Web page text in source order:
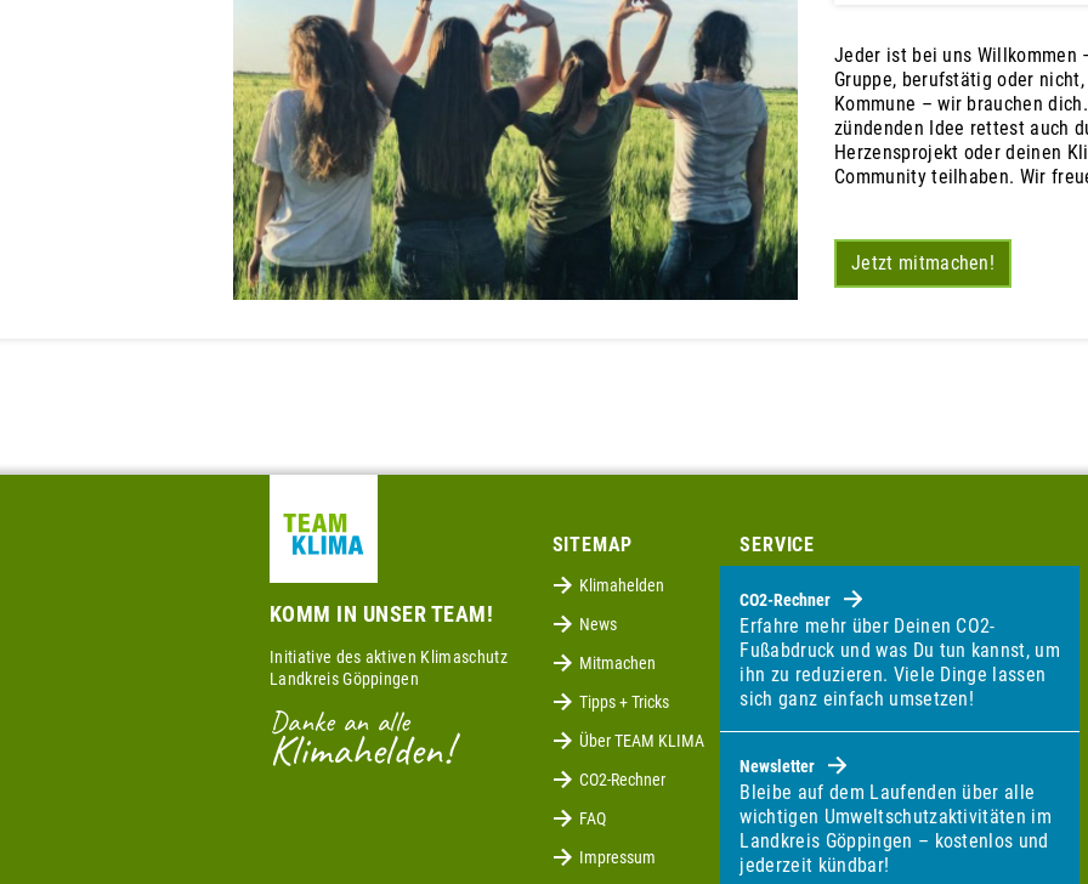
Jeder ist bei uns Willkommen
Gruppe, berufstätig oder
Kommune – wir brauchen
zündenden Idee rettest auch
Herzensprojekt oder deinen
Community teilhaben. Wir
Jetzt mitmachen!
KOMM IN UNSER TEAM!
Initiative des aktiven Klimaschutz
Landkreis Göppingen
Danke an alle
Klimahelden!
SITEMAP
Klimahelden
News
Mitmachen
Tipps + Tricks
Über TEAM KLIMA
CO2-Rechner
FAQ
Impressum
SERVICE
CO2-Rechner
Erfahre mehr über Deinen CO2-
Fußabdruck und was Du tun kannst, um
ihn zu reduzieren. Viele Dinge lassen
sich ganz einfach umsetzen!
Newsletter
Bleibe auf dem Laufenden über alle
wichtigen Umweltschutzaktivitäten im
Landkreis Göppingen – kostenlos und
jederzeit kündbar!